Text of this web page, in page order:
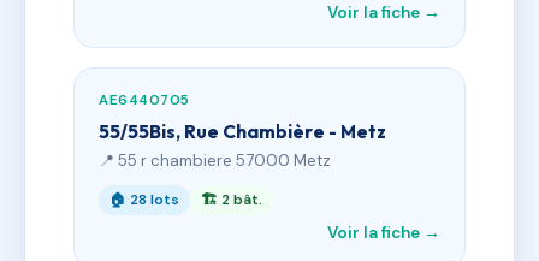
Voir la fiche →
AE6440705
55/55Bis, Rue Chambière - Metz
📍 55 r chambiere 57000 Metz
🏠 28 lots 🏗 2 bât.
Voir la fiche →